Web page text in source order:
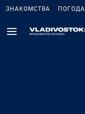
ЗНАКОМСТВА ПОГОДА